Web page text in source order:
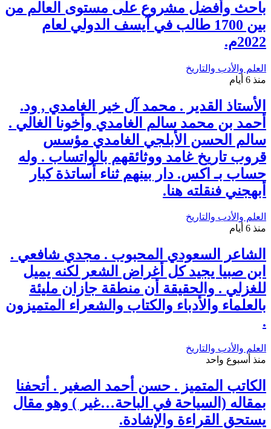
باحث وأفضل مشروع على مستوى العالم من
بين 1700 طالب في آيسف الدولي لعام
2022م.
العلم والأدب والتاريخ
منذ 6 أيام
الأستاذ القدير . محمد آل خير الغامدي , ود.
أحمد بن محمد سالم الغامدي وأخونا الغالي .
سالم الحسن الأبلجي الغامدي مؤسس
قروب تاريخ غامد ووثائقهم بالواتساب . وله
حساب بـ اكس. دار بينهم ثناء أساتذة كبار
أبهجني فنقلته هنا.
العلم والأدب والتاريخ
منذ 6 أيام
الشاعر السعودي المحبوب . مجدي شافعي .
ابن صبيا يجيد كل أغراض الشعر لكنه يميل
للغزلي . والحقيقة أن منطقة جازان مليئة
بالعلماء والأدباء والكتاب والشعراء المتميزون
.
العلم والأدب والتاريخ
منذ أسبوع واحد
الكاتب المتميز . حسن أحمد الصغير . أتحفنا
بمقاله (السياحة في الباحة…غير ) وهو مقال
يستحق القراءة والإشادة.